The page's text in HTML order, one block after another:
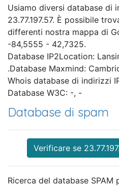
Usiamo diversi database di
23.77.197.57. È possibile
differenti nostra mappa di
-84,5555 - 42,7325.
Database IP2Location:
.Database Maxmind:
Whois database di indirizzi
Database W3C: -, -
Database di spam
Verificare se
Ricerca del database SPAM